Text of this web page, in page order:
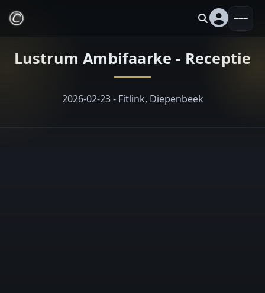
Lustrum Ambifaarke - Receptie
2026-02-23 - Fitlink, Diepenbeek